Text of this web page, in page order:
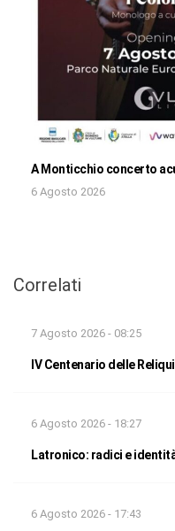
A Monticchio concerto
6 Agosto 2026
Correlati
7 Agosto 2026 - 08:25
IV Centenario delle
6 Agosto 2026 - 18:27
Latronico: radici e
6 Agosto 2026 - 17:43